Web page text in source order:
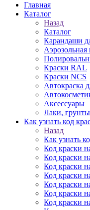
Главная
Каталог
Назад
Каталог
Карандаши
Аэрозольная
Краски RAL
Краски NCS
Автокраска
Аксессуары
Лаки,
Как узнать код
Назад
Как узнать
Код краски
Код краски
Код краски
Код краски
Код краски
Код краски
Код краски